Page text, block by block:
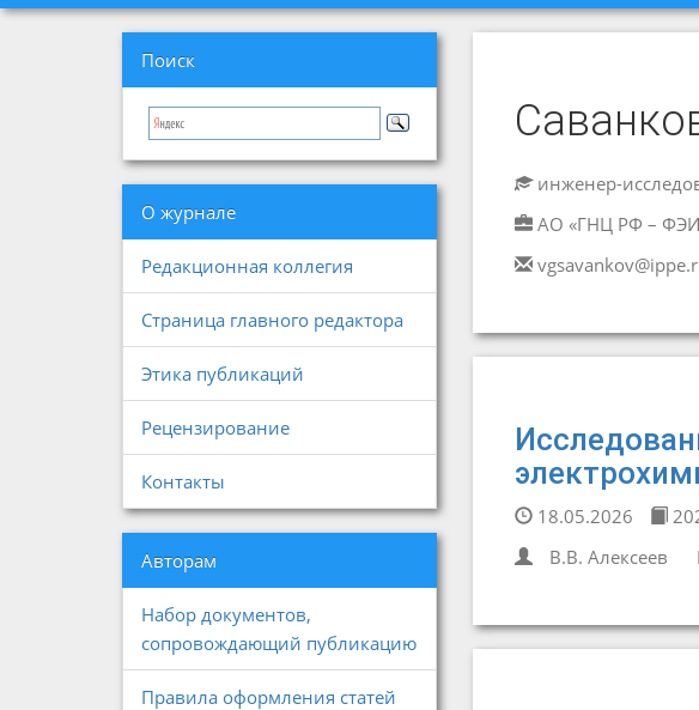
Поиск
О журнале
Редакционная коллегия
Страница главного редактора
Этика публикаций
Рецензирование
Контакты
Авторам
Набор документов,
сопровождающий публикацию
Правила оформления статей
инженер-
АО «ГНЦ РФ –
18.05.2026
В.В. Алексеев